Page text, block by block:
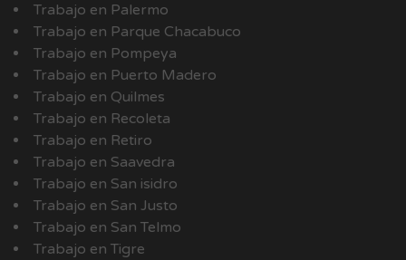
Trabajo en Palermo
Trabajo en Parque Chacabuco
Trabajo en Pompeya
Trabajo en Puerto Madero
Trabajo en Quilmes
Trabajo en Recoleta
Trabajo en Retiro
Trabajo en Saavedra
Trabajo en San isidro
Trabajo en San Justo
Trabajo en San Telmo
Trabajo en Tigre